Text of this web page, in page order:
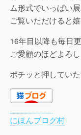
ム形式でいっぱい展
ご覧いただけると嬉
16年目以降も毎日
ご愛顧のほどよろ
ポチッと押してい
にほんブログ村